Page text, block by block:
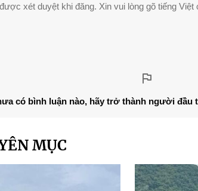
xét duyệt khi đăng. Xin vui lòng gõ tiếng Việt
có bình luận nào, hãy trở thành người đầu
MỤC